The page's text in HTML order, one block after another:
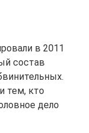
в 2011
состав
тем, кто
дело